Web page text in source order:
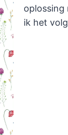
oplossing
ik het